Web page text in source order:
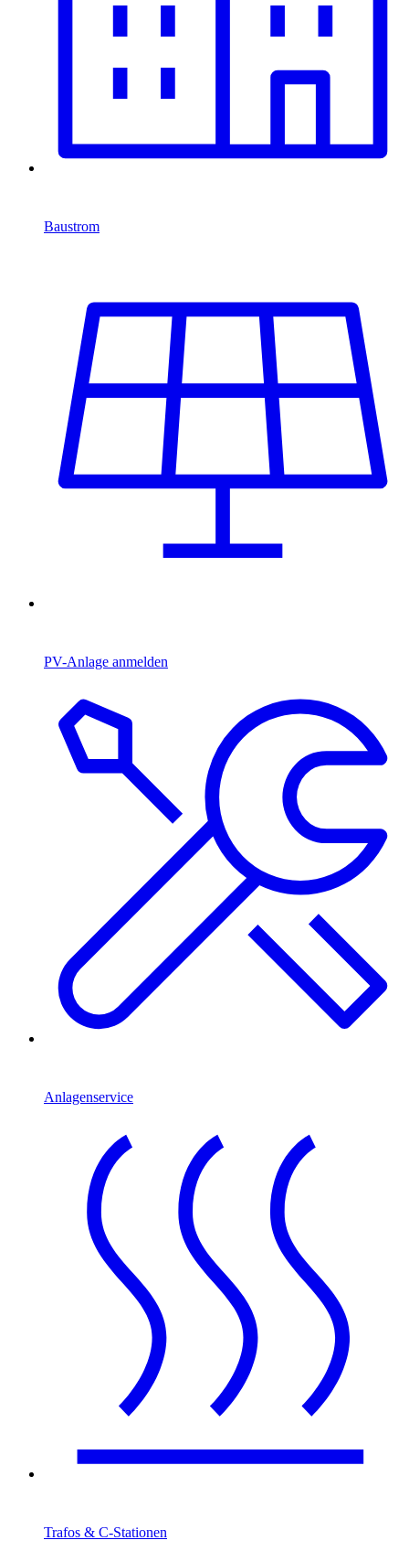
Baustrom
PV-Anlage anmelden
Anlagenservice
Trafos & C-Stationen